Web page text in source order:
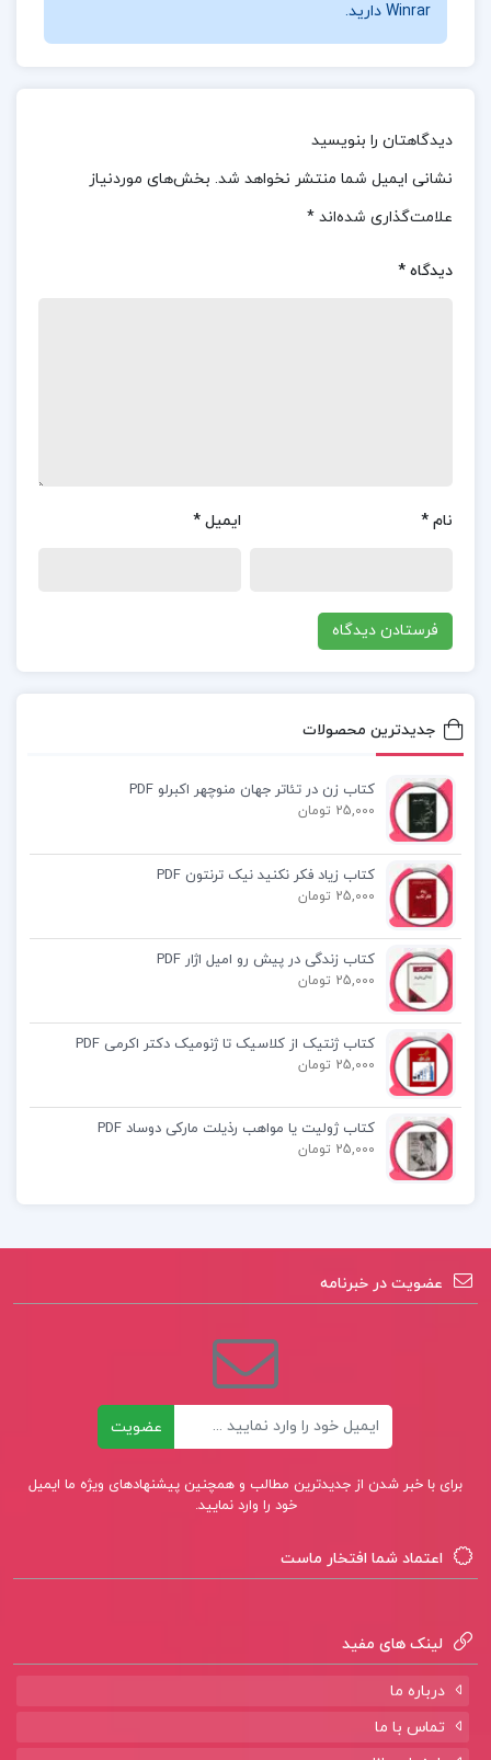
کند. فصل دوم به بنیادهای نظری اندیشه سیاسی امام
اختصاص دارد؛ از جمله نگاه ایشان به انسان، جامعه، دین
و سیاست. فصل سوم، مهم ترین مفاهیم در اندیشه
سیاست، ولایت فقیه، نقش مردم در حکومت اسلامی، و
مفهوم مصلحت. در فصل چهارم، جهت گیری های کلان
نظام اسلامی از دیدگاه امام خمینی بررسی می شود؛ از
جمله عدالت اجتماعی، استقلال، آزادی و هویت ملی. فصل
مفهوم اندیشه سیاسی امام خمینی
چهارچوب نظری بحث
فصل اول: تحولات سیاسی – اجتماعی دوران
حیات امام خمینی و نقش آن در طرح اندیشه
سیاسی ایشان
تحولات دوران کودکی و نوجوانی امام خمینی
تحولات دوران تحصیل امام خمینی
و…
خلاصه اندیشه سیاسی امام خمینی
دانلود رایگان pdf کتاب اندیشه سیاسی امام خمینی
کتاب اندیشه سیاسی امام خمینی یحیی فوزی pdf
دانلود رایگان خلاصه کتاب اندیشه سیاسی امام خمینی
دانلود رایگان کتاب اندیشه سیاسی امام خمینی یحیی
فوزی ویراست سوم
کتاب پیشنهادی📚
کتاب مبانی آموزش علوم تجربی در دوره ابتدایی
حسن باقری یزدی
کتاب دختری که ماه را نوشید فروغ منصور قناعی
Winrar دارید.
دیدگاهتان را بنویسید
نشانی ایمیل شما منتشر نخواهد شد. بخش‌های موردنیاز
علامت‌گذاری شده‌اند *
دیدگاه *
نام * ایمیل *
جدیدترین محصولات
کتاب زن در تئاتر جهان منوچهر اکبرلو PDF
25,000 تومان
کتاب زیاد فکر نکنید نیک ترنتون PDF
25,000 تومان
کتاب زندگی در پیش رو امیل اژار PDF
25,000 تومان
کتاب ژنتیک از کلاسیک تا ژنومیک دکتر اکرمی PDF
25,000 تومان
کتاب ژولیت یا مواهب رذیلت مارکی دوساد PDF
25,000 تومان
عضویت در خبرنامه
عضویت
برای با خبر شدن از جدیدترین مطالب و همچنین پیشنهادهای ویژه ما ایمیل
خود را وارد نمایید.
اعتماد شما افتخار ماست
لینک های مفید
درباره ما
تماس با ما